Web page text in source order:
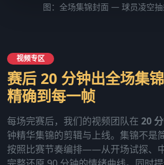
图：全场集锦封面 — 球员凌空
视频专区
赛后 20 分钟出全场集
精确到每一帧
每场完赛后，我们的视频团队在 20
钟精华集锦的剪辑与上线。集锦不是
按照比赛节奏编排——从开场试探、中